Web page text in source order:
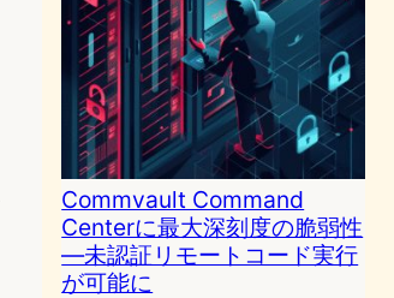
Commvault Command
Centerに最大深刻度の脆弱性
—未認証リモートコード実行
が可能に